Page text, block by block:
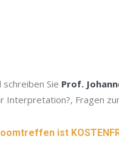
schreiben Sie Prof.
Interpretation?, Fragen
ist